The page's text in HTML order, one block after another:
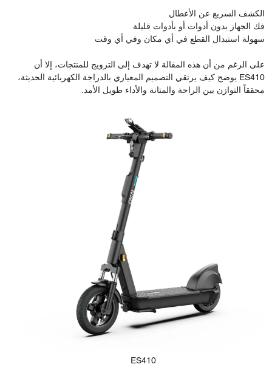
الكشف السريع عن الأعطال
فك الجهاز بدون أدوات أو بأدوات قليلة
سهولة استبدال القطع في أي مكان وفي أي وقت
على الرغم من أن هذه المقالة لا تهدف إلى الترويج للمنتجات، إلا أن
ES410 يوضح كيف يرتقي التصميم المعياري بالدراجة الكهربائية الحديثة،
محققاً التوازن بين الراحة والمتانة والأداء طويل الأمد.
ES410